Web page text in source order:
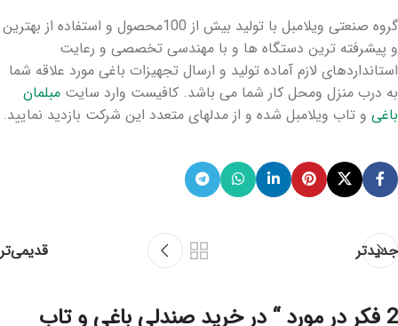
گروه صنعتی ویلامبل با تولید بیش از 100محصول و استفاده از بهترین
و پیشرفته ترین دستگاه ها و با مهندسی تخصصی و رعایت
استانداردهای لازم آماده تولید و ارسال تجهیزات باغی مورد علاقه شما
به درب منزل ومحل کار شما می باشد. کافیست وارد سایت مبلمان
باغی و تاب ویلامبل شده و از مدلهای متعدد این شرکت بازدید نمایید.
جدیدتر قدیمی‌تر
2 فکر در مورد “ در خرید صندلی باغی و تاب